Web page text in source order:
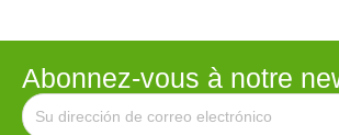
Abonnez-vous à notre